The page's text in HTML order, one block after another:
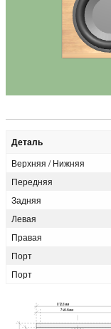
Деталь
Верхняя / Нижняя
Передняя
Задняя
Левая
Правая
Порт
Порт
812.8мм
746.6мм